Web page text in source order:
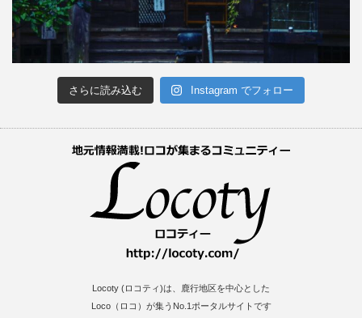
さらに読み込む Instagram でフォロー
Locoty (ロコティ)は、鹿行地区を中心とした
Loco（ロコ）が集うNo.1ポータルサイトです